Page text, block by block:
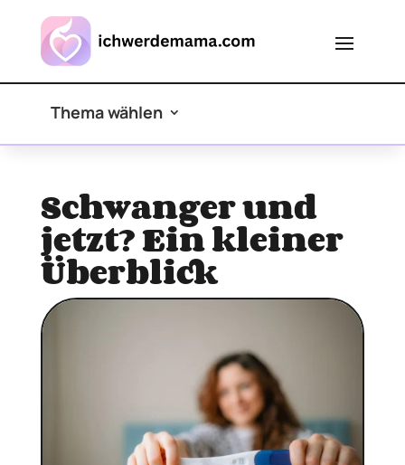
Thema wählen
Schwanger und
jetzt? Ein kleiner
Überblick